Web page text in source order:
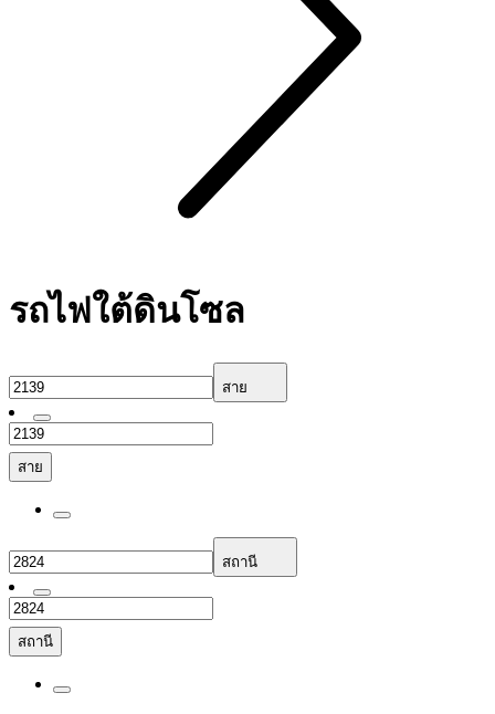
รถไฟใต้ดินโซล
สาย
สาย
สถานี
สถานี